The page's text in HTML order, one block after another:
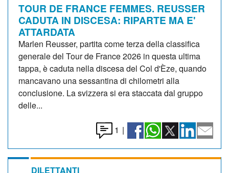
TOUR DE FRANCE FEMMES. REUSSER
CADUTA IN DISCESA: RIPARTE MA E'
ATTARDATA
Marlen Reusser, partita come terza della classifica
generale del Tour de France 2026 in questa ultima
tappa, è caduta nella discesa del Col d'Èze, quando
mancavano una sessantina di chilometri alla
conclusione. La svizzera si era staccata dal gruppo
delle...
1 |
DILETTANTI